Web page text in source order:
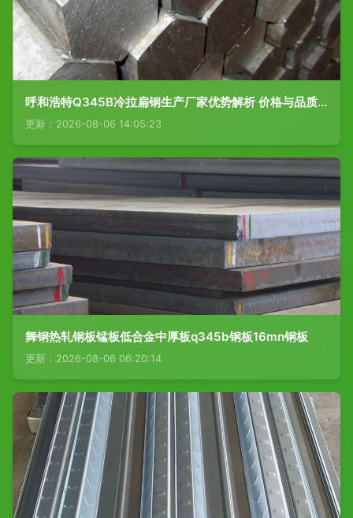
呼和浩特Q345B冷拉扁钢生产厂家优势解析 价格与品质并重
更新：2026-08-06 14:05:23
舞钢热轧钢板锰板低合金中厚板q345b钢板16mn钢板
更新：2026-08-06 06:20:14